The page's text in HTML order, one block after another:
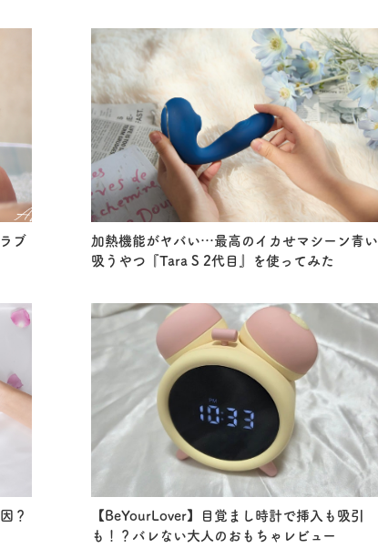
ブ
加熱機能がヤバい…最高のイカせマシーン青い
吸うやつ『Tara S 2代目』を使ってみた
？
【BeYourLover】目覚まし時計で挿入も吸引
も！？バレない大人のおもちゃレビュー